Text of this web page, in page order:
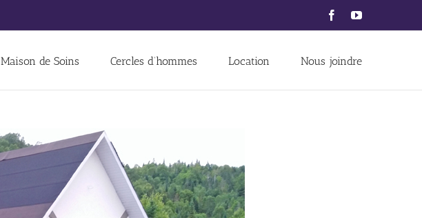
FacebookYouTube
Maison de Soins Cercles d’hommes Location Nous joindre